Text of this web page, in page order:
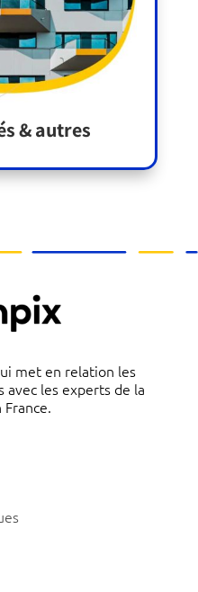
& autres
met en relation les
les experts de la